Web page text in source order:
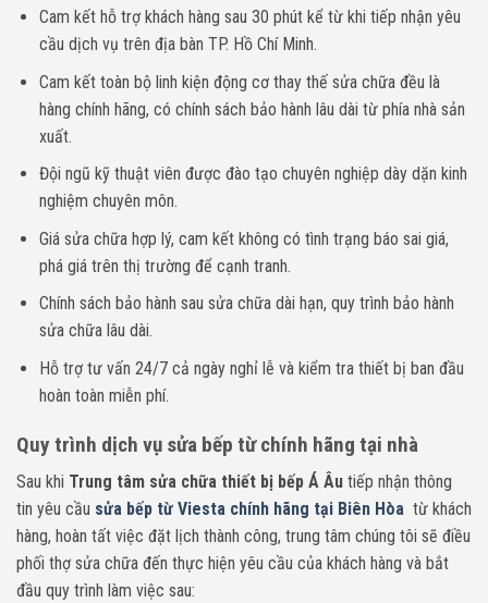
Cam kết hỗ trợ khách hàng sau 30 phút kể từ khi tiếp nhận yêu
cầu dịch vụ trên địa bàn TP. Hồ Chí Minh.
Cam kết toàn bộ linh kiện động cơ thay thế sửa chữa đều là
hàng chính hãng, có chính sách bảo hành lâu dài từ phía nhà sản
xuất.
Đội ngũ kỹ thuật viên được đào tạo chuyên nghiệp dày dặn kinh
nghiệm chuyên môn.
Giá sửa chữa hợp lý, cam kết không có tình trạng báo sai giá,
phá giá trên thị trường để cạnh tranh.
Chính sách bảo hành sau sửa chữa dài hạn, quy trình bảo hành
sửa chữa lâu dài.
Hỗ trợ tư vấn 24/7 cả ngày nghỉ lễ và kiểm tra thiết bị ban đầu
hoàn toàn miễn phí.
Quy trình dịch vụ sửa bếp từ chính hãng tại nhà
Sau khi Trung tâm sửa chữa thiết bị bếp Á Âu tiếp nhận thông
tin yêu cầu sửa bếp từ Viesta chính hãng tại Biên Hòa từ khách
hàng, hoàn tất việc đặt lịch thành công, trung tâm chúng tôi sẽ điều
phối thợ sửa chữa đến thực hiện yêu cầu của khách hàng và bắt
đầu quy trình làm việc sau: